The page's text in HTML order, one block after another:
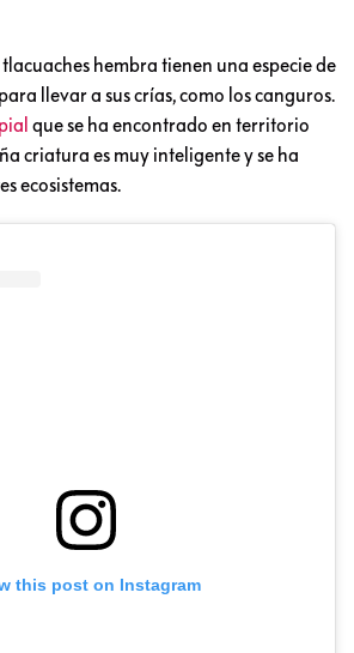
hembra tienen una especie de
llevar a sus crías, como los canguros.
que se ha encontrado en territorio
criatura es muy inteligente y se ha
ecosistemas.
this post on Instagram